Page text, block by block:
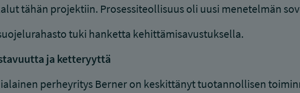
tähän projektiin. Prosessiteollisuus oli uusi menetelmän
tuki hanketta kehittämisavustuksella.
ja ketteryyttä
perheyritys Berner on keskittänyt tuotannollisen